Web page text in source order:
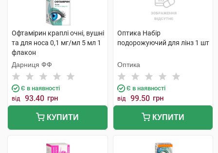
Офтамірин краплі очні, вушні
та для носа 0,1 мг/мл 5 мл 1
флакон
Дарниця ФФ
Є в наявності
від 93.40 грн
КУПИТИ
Оптика Набір
подорожуючий для лінз 1 шт
Оптика
Є в наявності
від 99.50 грн
КУПИТИ